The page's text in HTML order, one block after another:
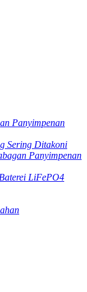
Panyimpenan
Sering Ditakoni
Panyimpenan
LiFePO4